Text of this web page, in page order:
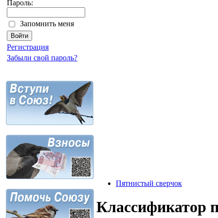
Пароль:
Запомнить меня
Регистрация
Забыли свой пароль?
Пятнистый сверчок
Классификатор